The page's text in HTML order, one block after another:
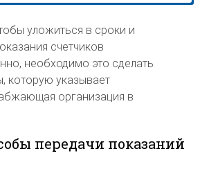
уложиться в сроки и
счетчиков
необходимо это сделать
которую указывает
организация в
передачи показаний